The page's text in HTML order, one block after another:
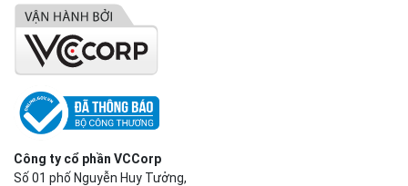
Công ty cổ phần VCCorp
Số 01 phố Nguyễn Huy Tưởng,